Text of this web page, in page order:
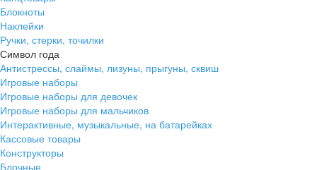
Блокноты
Наклейки
Ручки, стерки, точилки
Символ года
Антистрессы, слаймы, лизуны, прыгуны, сквиш
Игровые наборы
Игровые наборы для девочек
Игровые наборы для мальчиков
Интерактивные, музыкальные, на батарейках
Кассовые товары
Конструкторы
Блочные